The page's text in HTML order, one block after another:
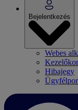
Bejelentkezés
Webes
Hibajegy